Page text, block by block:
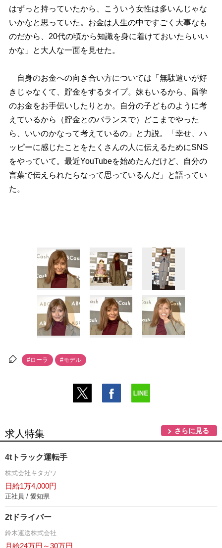
はずっと持っていたから、こういう女性は多いんじゃな
いかなと思っていた。お金は人生の中ですごく大事なも
のだから、20代の頃から知識を身に着けておいたらいい
かな」と大人な一面を見せた。
自身のお金への向き合い方については「無駄遣いが好
きじゃなくて、貯金をするタイプ。妹もいるから、留学
のお金をお手伝いしたりとか。自分の子どものように考
えているから（貯金とのバランスで）どこまでやった
ら、いいのかなって考えているの」と力説。「幸せ、ハ
ッピーに感じたことをたくさんの人に伝えるためにSNS
をやっていて。最近YouTubeを始めたんだけど、自分の
言葉で伝えられたらなって思っているんだ」と語ってい
た。
#ローラ #モデル
求人特集 さらに見る
4tトラック運転手
株式会社キタガワ
日給1万4,000円
正社員 / 愛知県
2tドライバー
鈴木運送株式会社
月給24万円～30万円